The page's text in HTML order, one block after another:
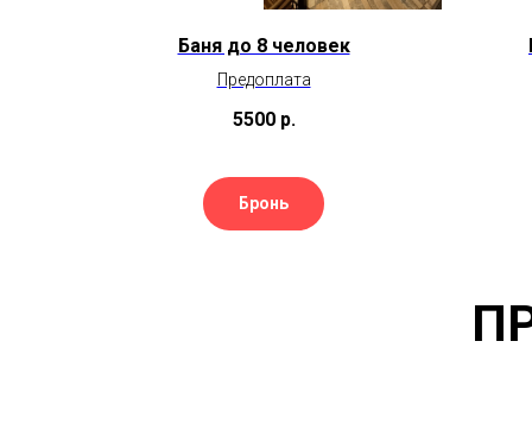
Баня до 8 человек
Предоплата
5500 р.
Бронь